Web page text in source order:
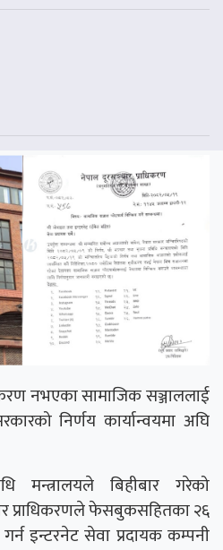
नभएका सामाजिक सञ्जाललाई
निर्णय कार्यान्वयमा अघि
मन्त्रालयले बिहीबार गरेको
प्राधिकरणले फेसबुकसहितका २६
इन्टरनेट सेवा प्रदायक कम्पनी